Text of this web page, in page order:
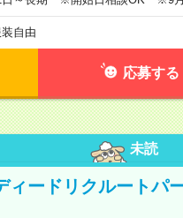
自由
応募する
未読
ィードリクルートパ